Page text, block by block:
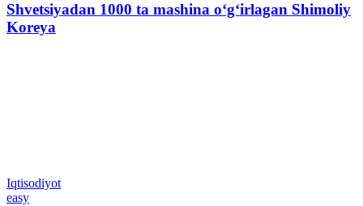
Shvetsiyadan 1000 ta mashina o‘g‘irlagan Shimoliy
Koreya
Iqtisodiyot
easy